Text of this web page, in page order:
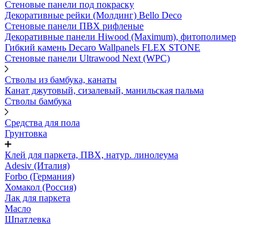
Стеновые панели под покраску
Декоративные рейки (Молдинг) Bello Deco
Стеновые панели ПВХ рифленыe
Декоративные панели Hiwood (Maximum), фитополимер
Гибкий камень Decaro Wallpanels FLEX STONE
Стеновые панели Ultrawood Next (WPC)
Стволы из бамбука, канаты
Канат джутовый, сизалевый, манильская пальма
Стволы бамбука
Средства для пола
Грунтовка
Клей для паркета, ПВХ, натур. линолеума
Adesiv (Италия)
Forbo (Германия)
Хомакол (Россия)
Лак для паркета
Масло
Шпатлевка